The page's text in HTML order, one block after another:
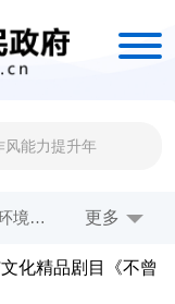
风能力提升年
中央生态环境保护督察
升年 法治政府示范创建
更多
化精品剧目《不曾